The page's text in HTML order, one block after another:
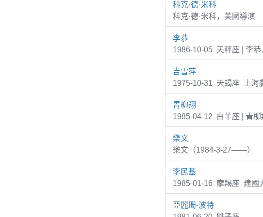
科克·德·米科
科克·德·米科，美國導演
李恭
1986-10-05 天秤座 | 李恭
吉雪萍
1975-10-31 天蝎座 上海
青柳翔
1985-04-12 白羊座 | 青柳
樂文
樂文（1984-3-27——）
李民基
1985-01-16 摩羯座 建國
亞麗珊-波特